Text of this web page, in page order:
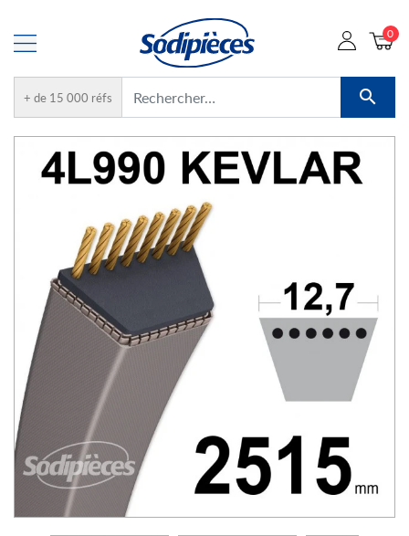
+ de 15 000 réfs 
0